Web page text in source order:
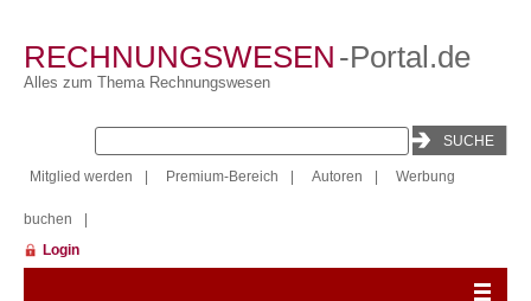
RECHNUNGSWESEN -Portal.de
Alles zum Thema Rechnungswesen
Mitglied werden Premium-Bereich Autoren Werbung
buchen
Login